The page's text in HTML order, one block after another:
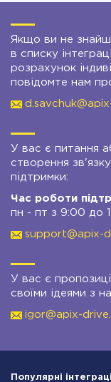
Якщо ви не
в списку
розрахунок
повідомте нам
У вас є питання
створення
підтримки:
Час роботи
пн - пт з 9:00 до
support@apix-
У вас є
своїми ідеями з
igor@apix-
Популярні